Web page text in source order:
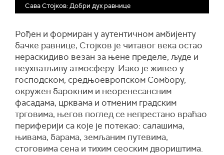
Сава Стојков: Добри дух равнице
Рођен и формиран у аутентичном амбијенту
бачке равнице, Стојков је читавог века остао
нераскидиво везан за њене пределе, људе и
неухватљиву атмосферу. Иако је живео у
господском, средњоевропском Сомбору,
окружен барокним и неоренесансним
фасадама, црквама и отменим градским
трговима, његов поглед се непрестано враћао
периферији са које је потекао: салашима,
њивама, барама, земљаним путевима,
стоговима сена и тихим сеоским двориштима.